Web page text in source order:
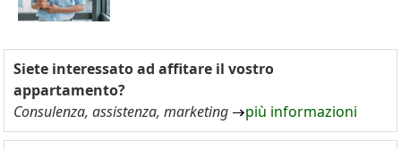
Siete interessato ad affitare il vostro
appartamento?
Consulenza, assistenza, marketing
più informazioni